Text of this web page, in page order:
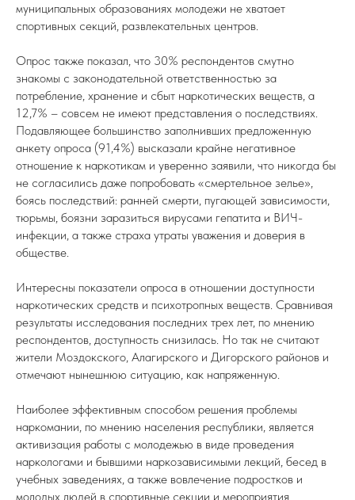
муниципальных образованиях молодежи не хватает
спортивных секций, развлекательных центров.
Опрос также показал, что 30% респондентов смутно
знакомы с законодательной ответственностью за
потребление, хранение и сбыт наркотических веществ, а
12,7% – совсем не имеют представления о последствиях.
Подавляющее большинство заполнивших предложенную
анкету опроса (91,4%) высказали крайне негативное
отношение к наркотикам и уверенно заявили, что никогда бы
не согласились даже попробовать «смертельное зелье»,
боясь последствий: ранней смерти, пугающей зависимости,
тюрьмы, боязни заразиться вирусами гепатита и ВИЧ-
инфекции, а также страха утраты уважения и доверия в
обществе.
Интересны показатели опроса в отношении доступности
наркотических средств и психотропных веществ. Сравнивая
результаты исследования последних трех лет, по мнению
респондентов, доступность снизилась. Но так не считают
жители Моздокского, Алагирского и Дигорского районов и
отмечают нынешнюю ситуацию, как напряженную.
Наиболее эффективным способом решения проблемы
наркомании, по мнению населения республики, является
активизация работы с молодежью в виде проведения
наркологами и бывшими наркозависимыми лекций, бесед в
учебных заведениях, а также вовлечение подростков и
молодых людей в спортивные секции и мероприятия